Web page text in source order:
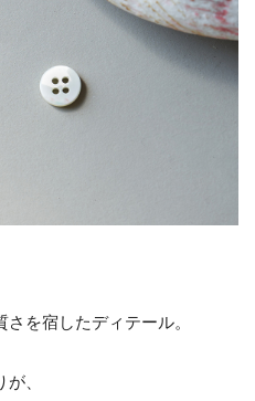
を宿したディテール。
、